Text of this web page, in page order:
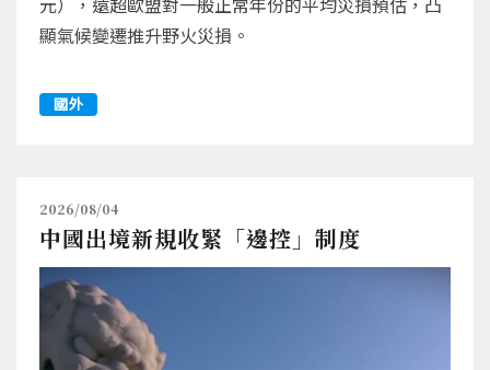
顯氣候變遷推升野火災損。
國外
2026/08/04
中國出境新規收緊「邊控」制度